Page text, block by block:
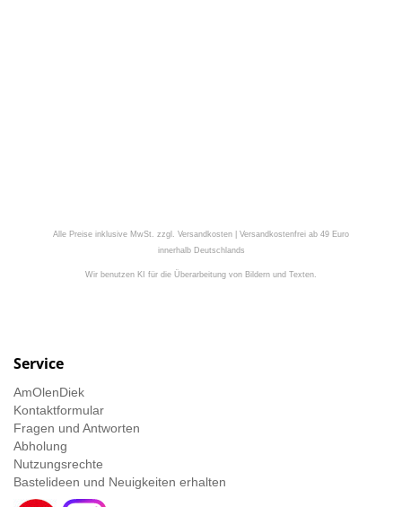
Alle Preise inklusive MwSt. zzgl. Versandkosten | Versandkostenfrei ab 49 Euro
innerhalb Deutschlands
Wir benutzen KI für die Überarbeitung von Bildern und Texten.
Service
AmOlenDiek
Kontaktformular
Fragen und Antworten
Abholung
Nutzungsrechte
Bastelideen und Neuigkeiten erhalten